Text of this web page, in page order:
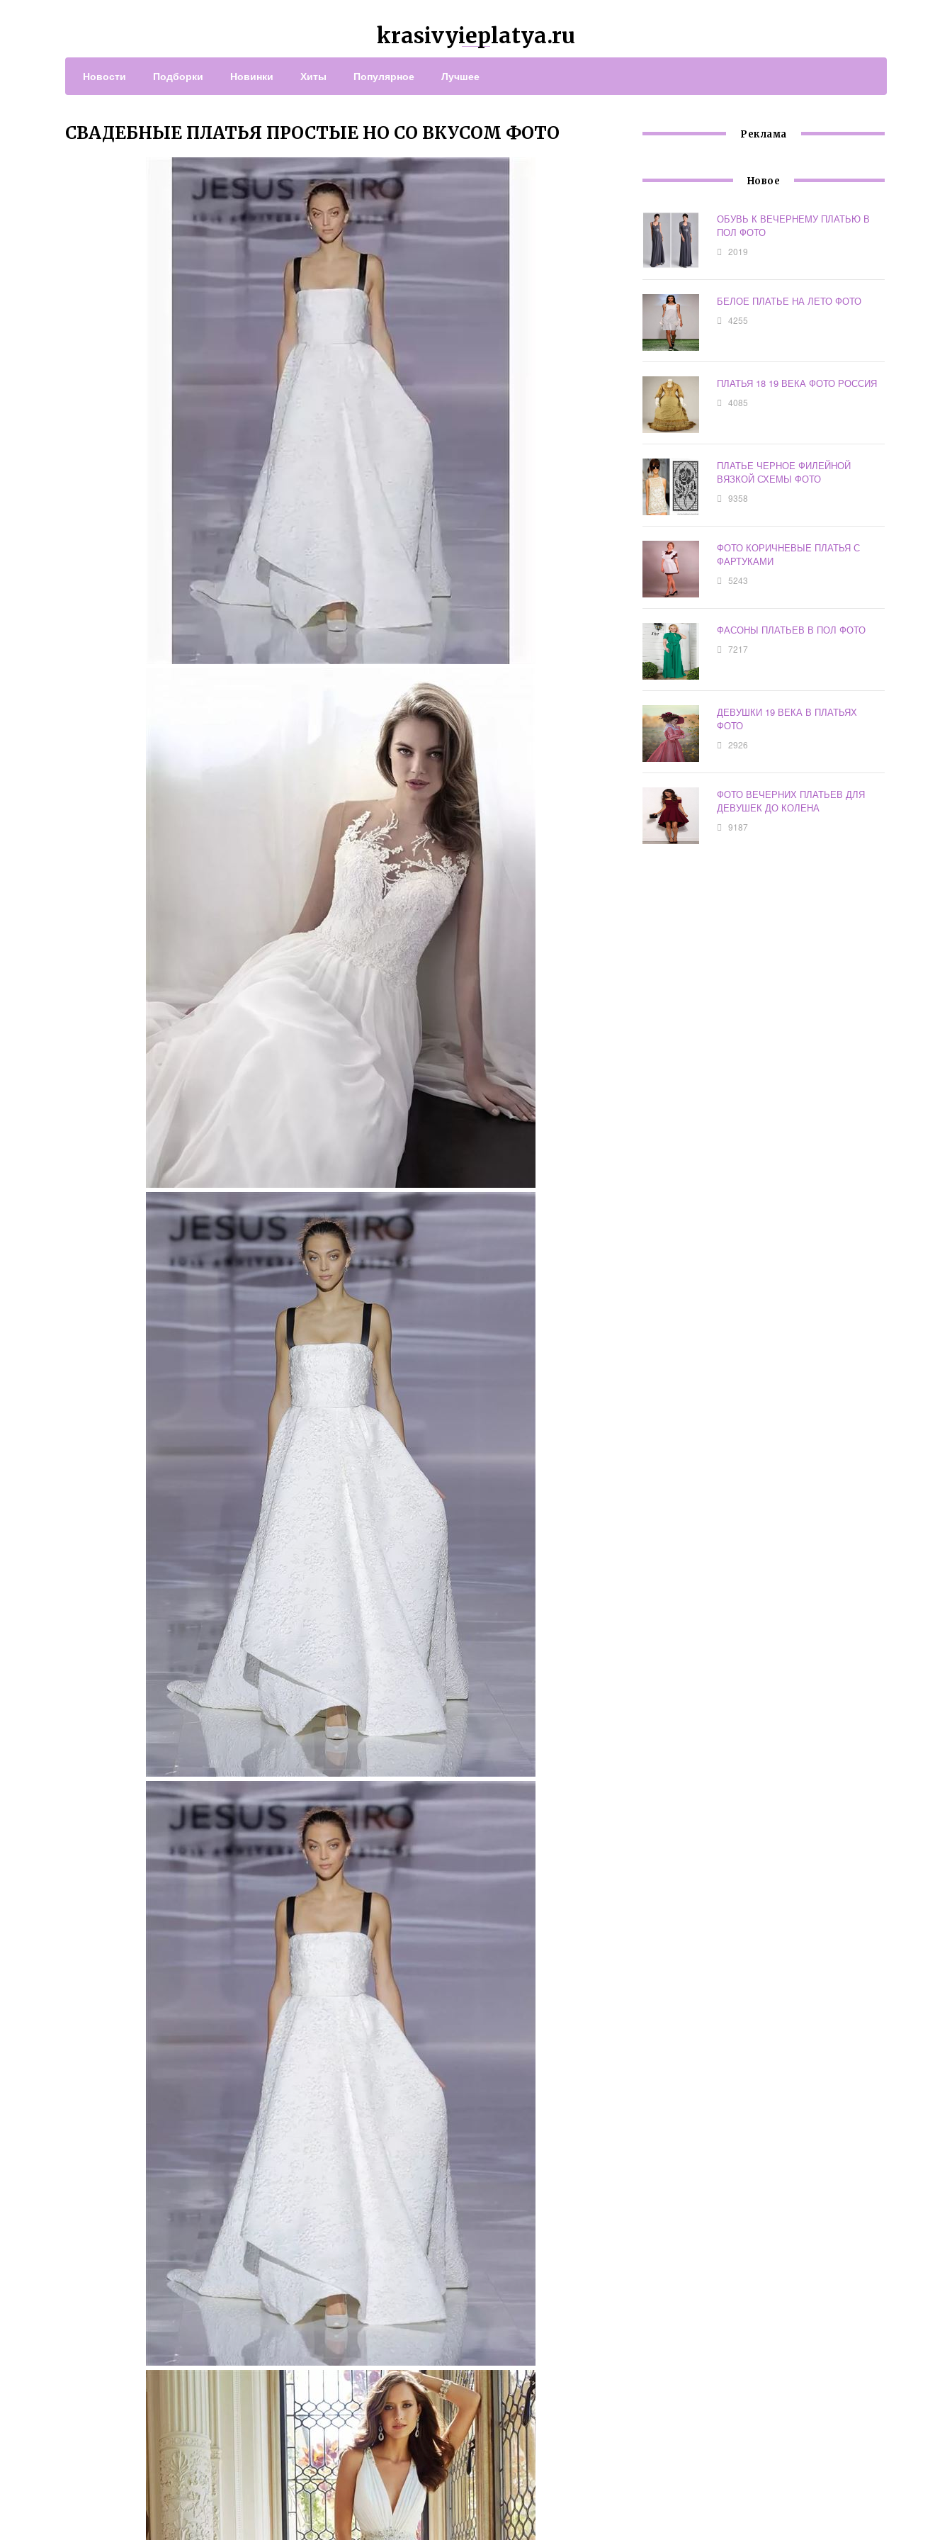
krasivyieplatya.ru
Новости Подборки Новинки Хиты Популярное Лучшее
СВАДЕБНЫЕ ПЛАТЬЯ ПРОСТЫЕ НО СО ВКУСОМ ФОТО Реклама
Новое
ОБУВЬ К ВЕЧЕРНЕМУ ПЛАТЬЮ В
ПОЛ ФОТО
2019
БЕЛОЕ ПЛАТЬЕ НА ЛЕТО ФОТО
4255
ПЛАТЬЯ 18 19 ВЕКА ФОТО РОССИЯ
4085
ПЛАТЬЕ ЧЕРНОЕ ФИЛЕЙНОЙ
ВЯЗКОЙ СХЕМЫ ФОТО
9358
ФОТО КОРИЧНЕВЫЕ ПЛАТЬЯ С
ФАРТУКАМИ
5243
ФАСОНЫ ПЛАТЬЕВ В ПОЛ ФОТО
7217
ДЕВУШКИ 19 ВЕКА В ПЛАТЬЯХ
ФОТО
2926
ФОТО ВЕЧЕРНИХ ПЛАТЬЕВ ДЛЯ
ДЕВУШЕК ДО КОЛЕНА
9187